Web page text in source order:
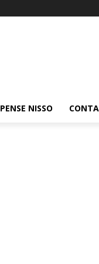
PENSE NISSO